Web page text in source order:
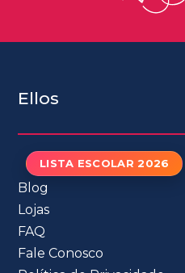
Ellos
LISTA ESCOLAR 2026
Blog
Lojas
FAQ
Fale Conosco